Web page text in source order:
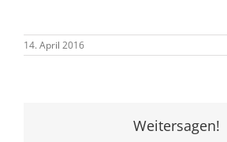
14. April 2016
Weitersagen!